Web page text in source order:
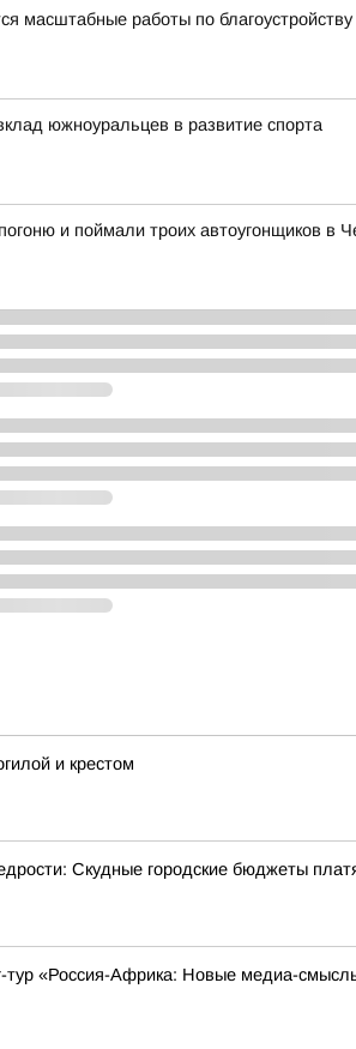
масштабные работы по
южноуральцев в развитие спорта
и поймали троих автоугонщиков в
и крестом
Скудные городские бюджеты
тур «Россия-Африка: Новые медиа-